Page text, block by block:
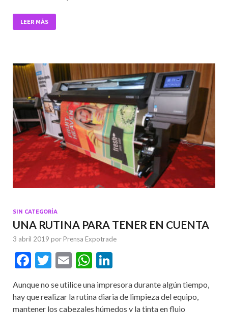
o
o
LEER MÁS
SIN CATEGORÍA
UNA RUTINA PARA TENER EN CUENTA
3 abril 2019 por Prensa Expotrade
F
e
T
itt
E
ai
W
at ke
Aunque no se utilice una impresora durante algún tiempo,
hay que realizar la rutina diaria de limpieza del equipo,
mantener los cabezales húmedos y la tinta en flujo